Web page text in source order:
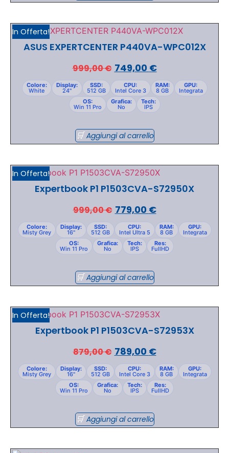
In Offerta!
ASUS EXPERTCENTER P440VA-WPC012X
999,00€ 749,00 €
Colore:
White
Display:
24"
SSD:
512 GB
CPU:
Intel Core 3
RAM:
8 GB
GPU:
Integrata
OS:
Win 11 Pro
Grafica:
No
Tech:
IPS
Aggiungi al carrello
In Offerta!
Expertbook P1 P1503CVA-S72950X
999,00€ 779,00 €
Colore:
Misty Grey
Display:
16"
SSD:
512 GB
CPU:
Intel Ultra 5
RAM:
8 GB
GPU:
Integrata
OS:
Win 11 Pro
Grafica:
No
Tech:
IPS
Res:
FullHD
Aggiungi al carrello
In Offerta!
Expertbook P1 P1503CVA-S72953X
879,00€ 789,00 €
Colore:
Misty Grey
Display:
16"
SSD:
512 GB
CPU:
Intel Core 3
RAM:
8 GB
GPU:
Integrata
OS:
Win 11 Pro
Grafica:
No
Tech:
IPS
Res:
FullHD
Aggiungi al carrello